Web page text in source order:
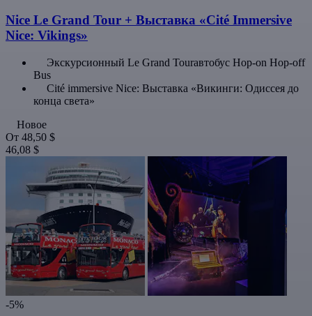
Nice Le Grand Tour + Выставка «Cité Immersive
Nice: Vikings»
Экскурсионный Le Grand Tourавтобус Hop-on Hop-off
Bus
Cité immersive Nice: Выставка «Викинги: Одиссея до
конца света»
Новое
От 48,50 $
46,08 $
-5%